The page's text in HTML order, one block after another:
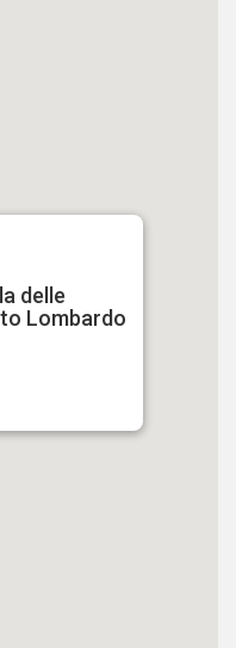
delle
Lombardo